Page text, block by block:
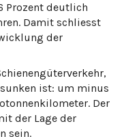
Prozent deutlich
Damit schliesst
der
ist: um minus
Der
der Lage der
sein.